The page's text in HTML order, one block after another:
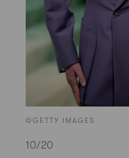
©GETTY IMAGES
10/20